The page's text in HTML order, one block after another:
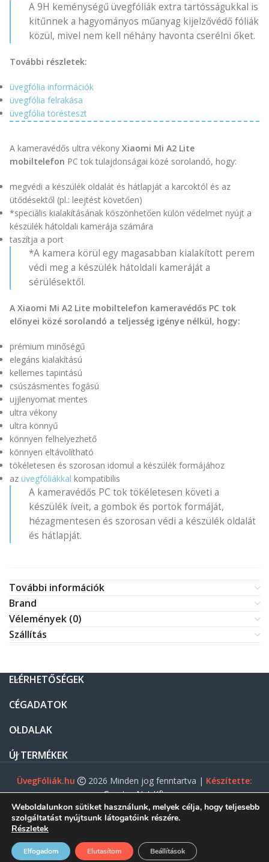
A 9H keménységű üvegfóliák extra tartósságukkal is
kitűnnek a hagyományos műanyag kijelzővédő fóliák
közül, mivel nem kell néhány havonta cserélni őket.
További részletek:
üvegfólia információk
üvegfólia felrakása
üvegfólia törésteszt
A kameravédős ultra vékony Xiaomi Mi A2 Lite
mobiltelefon PC tok tulajdonságai közé sorolandó, hogy:
megvédi a készülék oldalát és hátlapját a karcoktól és az
ütődésektől (pl.: leejtést követően)
*speciális kialakításának köszönhetően külön védelmet nyújt a
készülék hátoldali kamerája számára
taszítja a port
*A kamera körül egy magasabban kialakított perem
védi meg a készülék hátoldali kameráját a
sérülésektől.
A Xiaomi Mi A2 Lite mobiltelefon kameravédős PC tok
előnyei közé sorolandó a teljesség igénye nélkül, hogy:
prémium minőségű
elegáns kialakítású
kellemes tapintású
csúszásmentes fogású
ujjlenyomat mentes
ultra vékony
ultra könnyű
könnyen felhelyezhető
könnyen eltávolítható
tökéletesen és szorosan idomul a készülék formájához
az üvegfóliákkal kompatibilis
A kameravédős PC tok tökéletesen követi a
készülék íveit, a gombok és portok formáját,
hézagmentesen és szorosan védi a készülék oldalát
és hátlapját.
További információk
Brand
Vélemények (0)
Szállítás
ELÉRHETŐSÉGEK
CÉGADATOK
OLDALAK
ÚJ TERMÉKEK
ÜvegFóliák.hu 2026 Minden jog fenntartva | Készítette:
Gasztro Net Kft.
Weboldalunkon sütiket használunk, melyek célja, hogy teljesebb
szolgáltatást nyújtsunk látogatóink részére.
Részletek
Elfogadom Elutasítom Beállítások